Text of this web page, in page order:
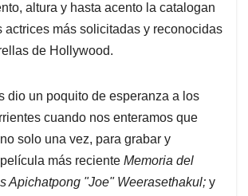
altura y hasta acento la catalogan
actrices más solicitadas y reconocidas
de Hollywood.
dio un poquito de esperanza a los
cuando nos enteramos que
solo una vez, para grabar y
más reciente Memoria del
Apichatpong "Joe" Weerasethakul; y